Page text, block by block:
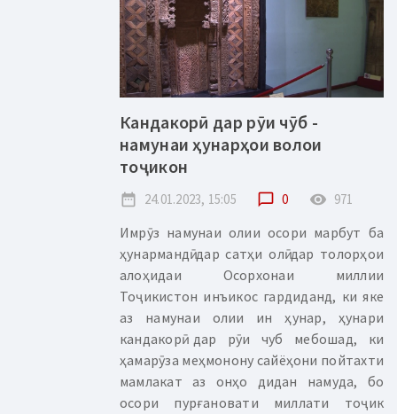
Кандакорӣ дар рӯи чӯб -
намунаи ҳунарҳои волои
тоҷикон
date_range 24.01.2023, 15:05 chat_bubble_outline 0 remove_red_eye 971
Имрӯз намунаи олии осори марбут ба
ҳунармандӣ дар сатҳи олӣ дар толорҳои
алоҳидаи Осорхонаи миллии
Тоҷикистон инъикос гардиданд, ки яке
аз намунаи олии ин ҳунар, ҳунари
кандакорӣ дар рӯи чуб мебошад, ки
ҳамарӯза меҳмонону сайёҳони пойтахти
мамлакат аз онҳо дидан намуда, бо
осори пурғановати миллати тоҷик